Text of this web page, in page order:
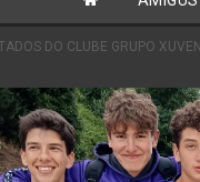
DO CLUBE GRUPO